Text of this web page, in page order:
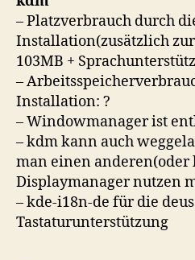
– Platzverbrauch durch
Installation(zusätzlich
103MB +
–
Installation: ?
– Windowmanager ist
– kdm kann auch
man einen anderen(oder
Displaymanager nutzen
– kde-i18n-de für die
Tastaturunterstützung